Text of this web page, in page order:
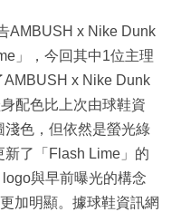
AMBUSH x Nike Dunk
」，今回其中1位主理
AMBUSH x Nike Dunk
配色比上次由球鞋資
色，但依然是螢光綠
新了「Flash Lime」的
與早前曝光的構念
加明顯。據球鞋資訊網